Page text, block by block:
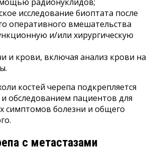
исследование биоптата после
оперативного вмешательства
и/или хирургическую
и крови, включая анализ крови на
костей черепа подкрепляется
обследованием пациентов для
симптомов болезни и общего
с метастазами